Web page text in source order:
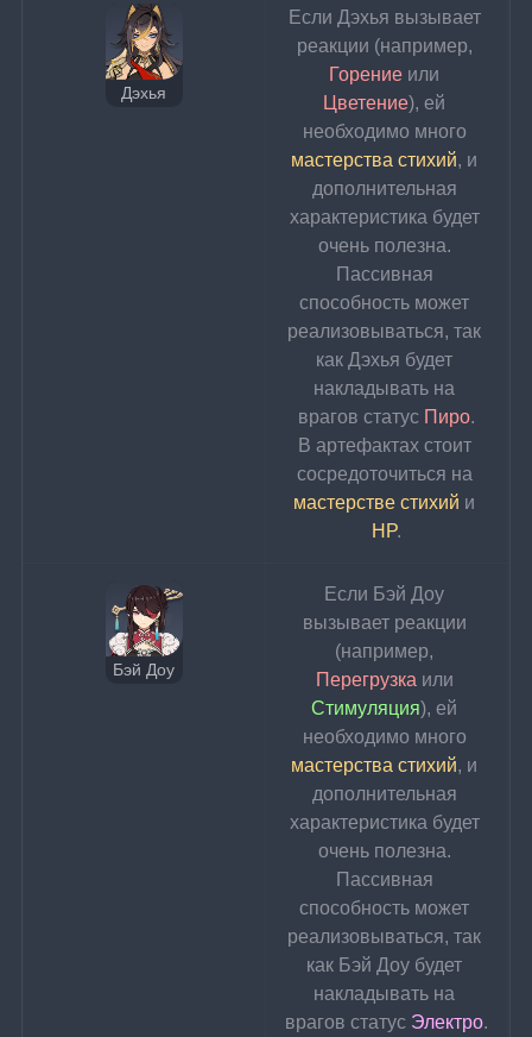
Дэхья
Если Дэхья вызывает
реакции (например,
Горение или
Цветение), ей
необходимо много
мастерства стихий, и
дополнительная
характеристика будет
очень полезна.
Пассивная
способность может
реализовываться, так
как Дэхья будет
накладывать на
врагов статус Пиро.
В артефактах стоит
сосредоточиться на
мастерстве стихий и
HP.
Бэй Доу
Если Бэй Доу
вызывает реакции
(например,
Перегрузка или
Стимуляция), ей
необходимо много
мастерства стихий, и
дополнительная
характеристика будет
очень полезна.
Пассивная
способность может
реализовываться, так
как Бэй Доу будет
накладывать на
врагов статус Электро.